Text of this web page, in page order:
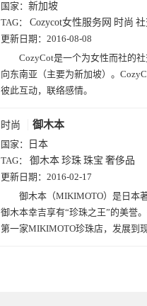
国家： 新加坡
TAG： Cozycot女性服务网 时尚 社
更新日期： 2016-08-08
CozyCot是一个为女性而社的
向东南亚（主要为新加坡）。
彼此互动，联络感情。
时尚 御木本
国家：
日本
TAG： 御木本 珍珠 珠宝 奢侈品
更新日期： 2016-02-17
御木本（MIKIMOTO）是日本
御木本幸吉享有“珍珠之王”的美誉
第一家MIKIMOTO珍珠店，发展到